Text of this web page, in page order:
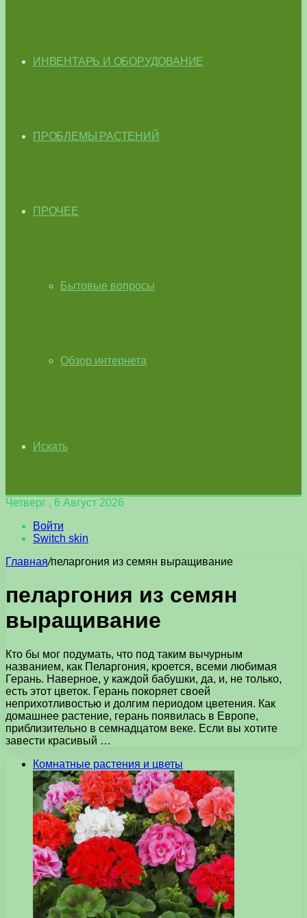
ИНВЕНТАРЬ И ОБОРУДОВАНИЕ
ПРОБЛЕМЫ РАСТЕНИЙ
ПРОЧЕЕ
Бытовые вопросы
Обзор интернета
Искать
Четверг , 6 Август 2026
Войти
Switch skin
Главная/пеларгония из семян выращивание
пеларгония из семян
выращивание
Кто бы мог подумать, что под таким вычурным
названием, как Пеларгония, кроется, всеми любимая
Герань. Наверное, у каждой бабушки, да, и, не только,
есть этот цветок. Герань покоряет своей
неприхотливостью и долгим периодом цветения. Как
домашнее растение, герань появилась в Европе,
приблизительно в семнадцатом веке. Если вы хотите
завести красивый …
Комнатные растения и цветы